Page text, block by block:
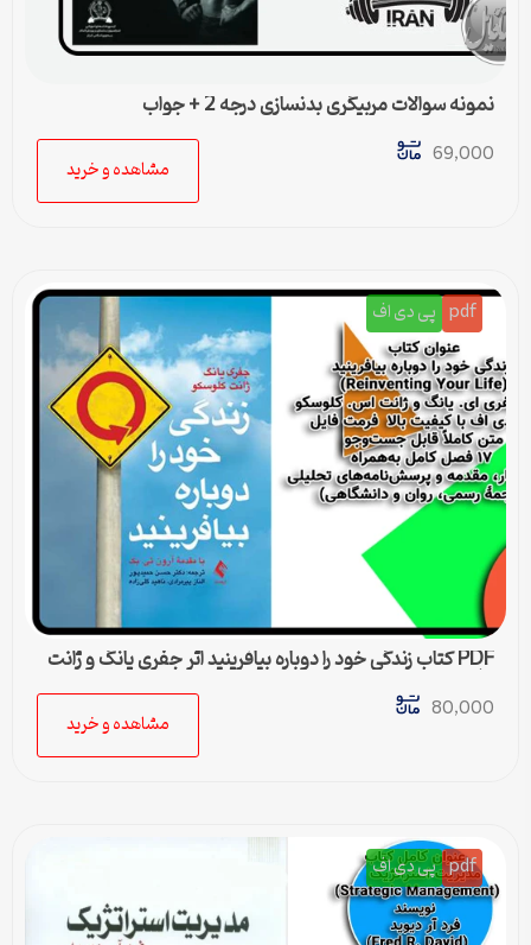
نمونه سوالات مربیگری بدنسازی درجه 2 + جواب
69,000
مشاهده و خرید
pdf پی دی اف
PDF کتاب زندگی خود را دوباره بیافرینید اثر جفری یانگ و ژانت
کلوسکو
80,000
مشاهده و خرید
pdf پی دی اف